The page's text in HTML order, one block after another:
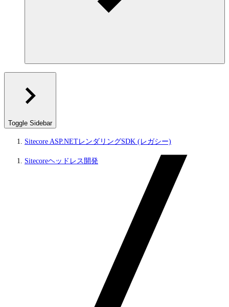
Toggle Sidebar
Sitecore ASP.NETレンダリングSDK (レガシー)
Sitecoreヘッドレス開発